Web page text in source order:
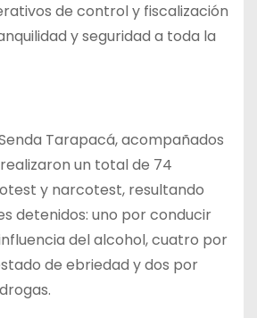
de control y fiscalización
y seguridad a toda la
Tarapacá, acompañados
un total de 74
y narcotest, resultando
detenidos: uno por conducir
del alcohol, cuatro por
de ebriedad y dos por